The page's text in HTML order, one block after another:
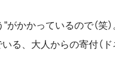
かかっているので（笑
る、大人からの寄付（ド